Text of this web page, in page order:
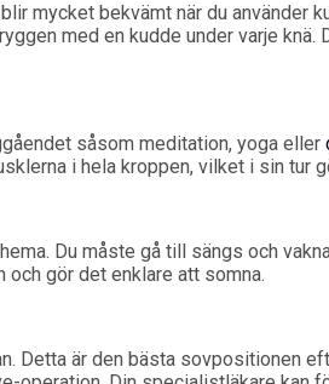
mycket bekvämt när du använder
med en kudde under varje
såsom meditation, yoga eller
i hela kroppen, vilket i sin tur
Du måste gå till sängs och
och gör det enklare att somna.
Detta är den bästa sovpositionen